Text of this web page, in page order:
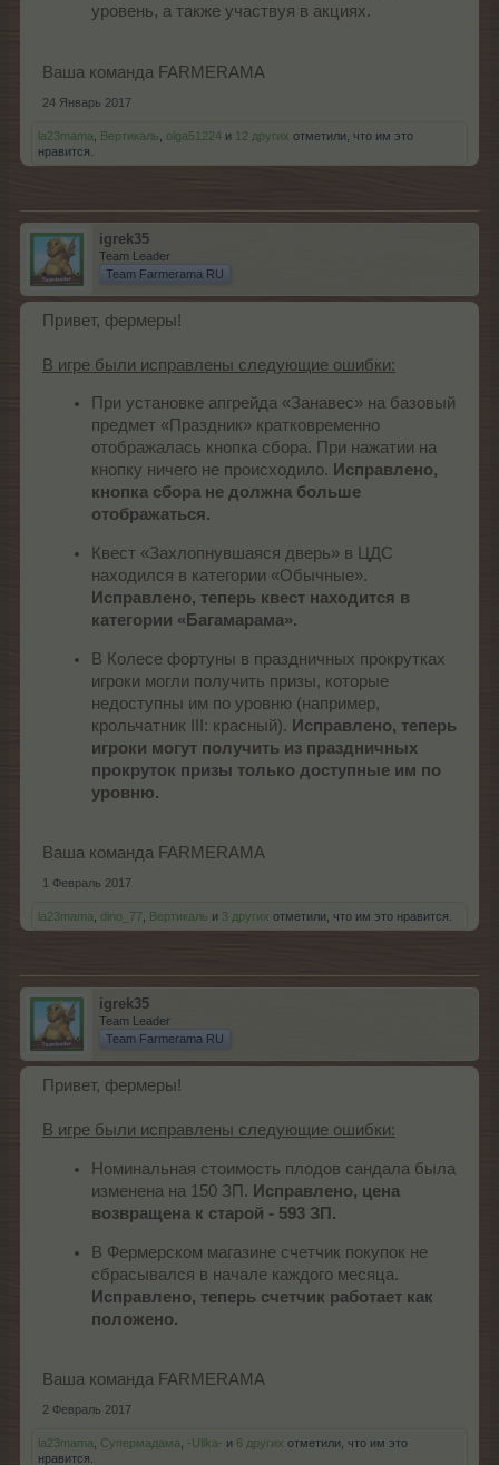
уровень, а также участвуя в акциях.
Ваша команда FARMERAMA
24 Январь 2017
la23mama Вертикаль olga51224 и 12 других отметили, что им это
нравится.
igrek35
Team Leader
Team Farmerama RU
Привет, фермеры!
В игре были исправлены следующие ошибки:
При установке апгрейда «Занавес» на базовый
предмет «Праздник» кратковременно
отображалась кнопка сбора. При нажатии на
кнопку ничего не происходило. Исправлено,
кнопка сбора не должна больше
отображаться.
Квест «Захлопнувшаяся дверь» в ЦДС
находился в категории «Обычные».
Исправлено, теперь квест находится в
категории «Багамарама».
В Колесе фортуны в праздничных прокрутках
игроки могли получить призы, которые
недоступны им по уровню (например,
крольчатник III: красный). Исправлено, теперь
игроки могут получить из праздничных
прокруток призы только доступные им по
уровню.
Ваша команда FARMERAMA
1 Февраль 2017
la23mama dino_77 Вертикаль и 3 других отметили, что им это нравится.
igrek35
Team Leader
Team Farmerama RU
Привет, фермеры!
В игре были исправлены следующие ошибки:
Номинальная стоимость плодов сандала была
изменена на 150 ЗП. Исправлено, цена
возвращена к старой - 593 ЗП.
В Фермерском магазине счетчик покупок не
сбрасывался в начале каждого месяца.
Исправлено, теперь счетчик работает как
положено.
Ваша команда FARMERAMA
2 Февраль 2017
la23mama Супермадама -Ulika- и 6 других отметили, что им это
нравится.